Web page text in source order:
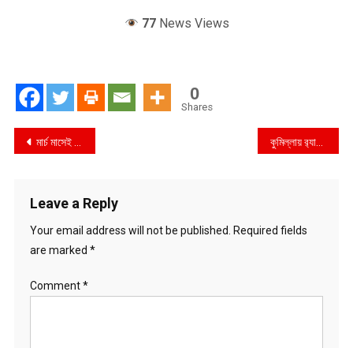
77News Views
0
Shares
Post
মার্চ মাসেই আসছে আদানির বিদ্যুৎ- জ্বালানি প্রতিমন্ত্রী নসরুল হামিদ কুমিল্লায় র‍্যাবের অভিযানে ৪৮২ বোতল ফেনসিডিল ও প্রাইভেট কার সহ ১ জন আটক
Leave a Reply
Your email address will not be published. Required fields
are marked *
Comment*